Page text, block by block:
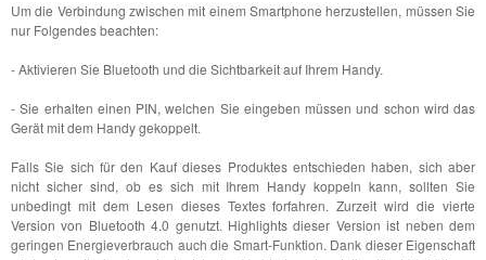
Um die Verbindung zwischen mit einem Smartphone herzustellen, müssen Sie
nur Folgendes beachten:
- Aktivieren Sie Bluetooth und die Sichtbarkeit auf Ihrem Handy.
- Sie erhalten einen PIN, welchen Sie eingeben müssen und schon wird das
Gerät mit dem Handy gekoppelt.
Falls Sie sich für den Kauf dieses Produktes entschieden haben, sich aber
nicht sicher sind, ob es sich mit Ihrem Handy koppeln kann, sollten Sie
unbedingt mit dem Lesen dieses Textes forfahren. Zurzeit wird die vierte
Version von Bluetooth 4.0 genutzt. Highlights dieser Version ist neben dem
geringen Energieverbrauch auch die Smart-Funktion. Dank dieser Eigenschaft